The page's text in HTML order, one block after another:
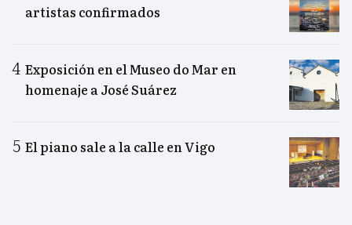
artistas confirmados
Exposición en el Museo do Mar en
homenaje a José Suárez
El piano sale a la calle en Vigo